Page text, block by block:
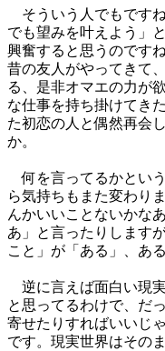
そういう人でもです
でも望みを叶えよう」
興奮すると思うのです
昔の友人がやってきて
る、是非オマエの力が
な仕事を持ち掛けてき
た初恋の人と偶然再会
か。
何を言ってるかとい
ら気持ちもまた変わり
んかいいことないかな
あ」と言ったりします
こと」が「ある」、あ
逆に言えば面白い現
と思ってるわけで、だ
寄せたりすればいいじ
です。現実世界はその